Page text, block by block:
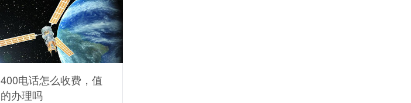
400电话怎么收费，值
的办理吗